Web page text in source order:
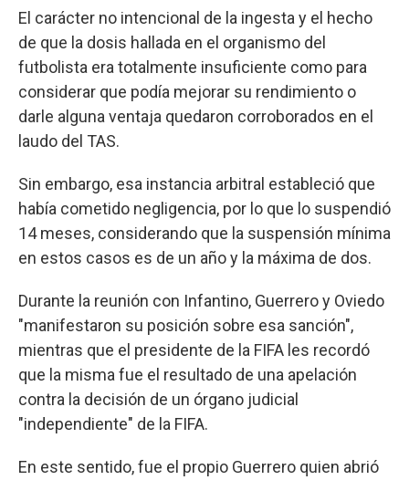
El carácter no intencional de la ingesta y el hecho
de que la dosis hallada en el organismo del
futbolista era totalmente insuficiente como para
considerar que podía mejorar su rendimiento o
darle alguna ventaja quedaron corroborados en el
laudo del TAS.
Sin embargo, esa instancia arbitral estableció que
había cometido negligencia, por lo que lo suspendió
14 meses, considerando que la suspensión mínima
en estos casos es de un año y la máxima de dos.
Durante la reunión con Infantino, Guerrero y Oviedo
"manifestaron su posición sobre esa sanción",
mientras que el presidente de la FIFA les recordó
que la misma fue el resultado de una apelación
contra la decisión de un órgano judicial
"independiente" de la FIFA.
En este sentido, fue el propio Guerrero quien abrió